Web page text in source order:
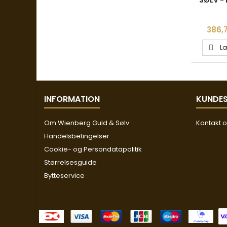
Pris

INFORMATION
Om Wienberg Guld & Sølv
Handelsbetingelser
Cookie- og Persondatapolitik
Størrelsesguide
Bytteservice
Kontakt